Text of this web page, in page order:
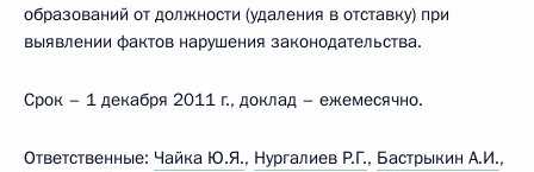
образований от должности (удаления в отставку) при
выявлении фактов нарушения законодательства.
Срок – 1 декабря 2011 г., доклад – ежемесячно.
Ответственные: Чайка Ю.Я., Нургалиев Р.Г., Бастрыкин А.И.,